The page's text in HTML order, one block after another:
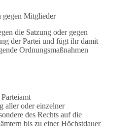
gegen Mitglieder
die Satzung oder gegen
der Partei und fügt ihr damit
Ordnungsmaßnahmen
aller oder einzelner
des Rechts auf die
bis zu einer Höchstdauer